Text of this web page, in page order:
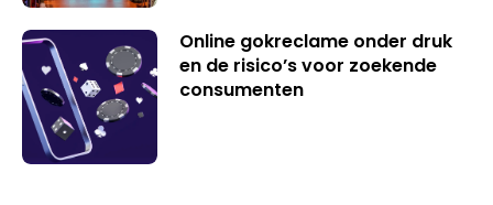
Online gokreclame onder druk
en de risico’s voor zoekende
consumenten